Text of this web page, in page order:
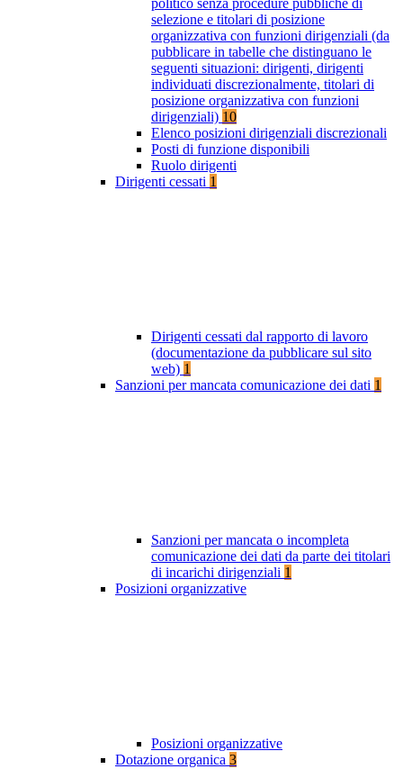
politico senza procedure pubbliche di
selezione e titolari di posizione
organizzativa con funzioni dirigenziali (da
pubblicare in tabelle che distinguano le
seguenti situazioni: dirigenti, dirigenti
individuati discrezionalmente, titolari di
posizione organizzativa con funzioni
dirigenziali) 10
Elenco posizioni dirigenziali discrezionali
Posti di funzione disponibili
Ruolo dirigenti
Dirigenti cessati 1
Dirigenti cessati dal rapporto di lavoro
(documentazione da pubblicare sul sito
web) 1
Sanzioni per mancata comunicazione dei dati 1
Sanzioni per mancata o incompleta
comunicazione dei dati da parte dei titolari
di incarichi dirigenziali 1
Posizioni organizzative
Posizioni organizzative
Dotazione organica 3